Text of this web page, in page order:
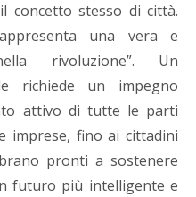
concetto stesso di città.
una vera e
rivoluzione”. Un
richiede un impegno
attivo di tutte le parti
imprese, fino ai cittadini
pronti a sostenere
futuro più intelligente e